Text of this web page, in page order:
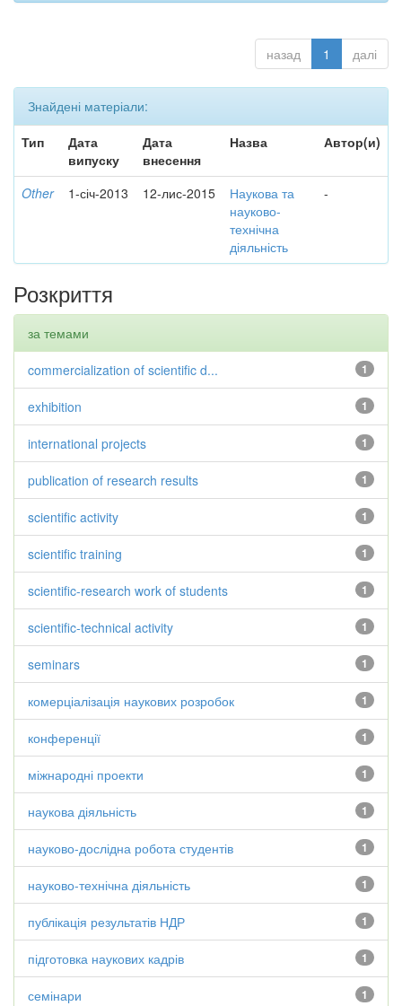
назад 1 далі
Знайдені матеріали:
Тип
Дата
випуску
Дата
внесення
Назва Автор(и)
Other 1-січ-2013 12-лис-2015
Наукова та
науково-
технічна
діяльність
-
Розкриття
за темами
1
commercialization of scientific d...
1
exhibition
1
international projects
1
publication of research results
1
scientific activity
1
scientific training
1
scientific-research work of students
1
scientific-technical activity
1
seminars
1
комерціалізація наукових розробок
1
конференції
1
міжнародні проекти
1
наукова діяльність
1
науково-дослідна робота студентів
1
науково-технічна діяльність
1
публікація результатів НДР
1
підготовка наукових кадрів
1
семінари